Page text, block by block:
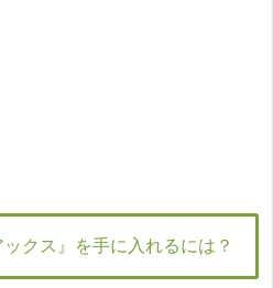
ックス』を手に入れるには？